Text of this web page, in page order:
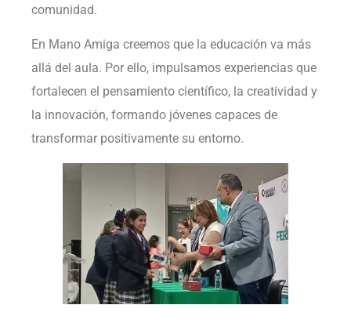
comunidad.
En Mano Amiga creemos que la educación va más
allá del aula. Por ello, impulsamos experiencias que
fortalecen el pensamiento científico, la creatividad y
la innovación, formando jóvenes capaces de
transformar positivamente su entorno.